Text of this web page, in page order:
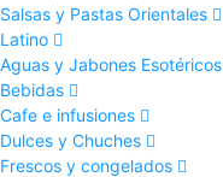
Salsas y Pastas Orientales
Latino
Aguas y Jabones Esotéricos
Bebidas
Cafe e infusiones
Dulces y Chuches
Frescos y congelados